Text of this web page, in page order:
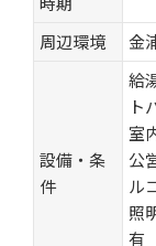
周辺環境 金
設備・条
件
給
ト
室
公
ル
照
有